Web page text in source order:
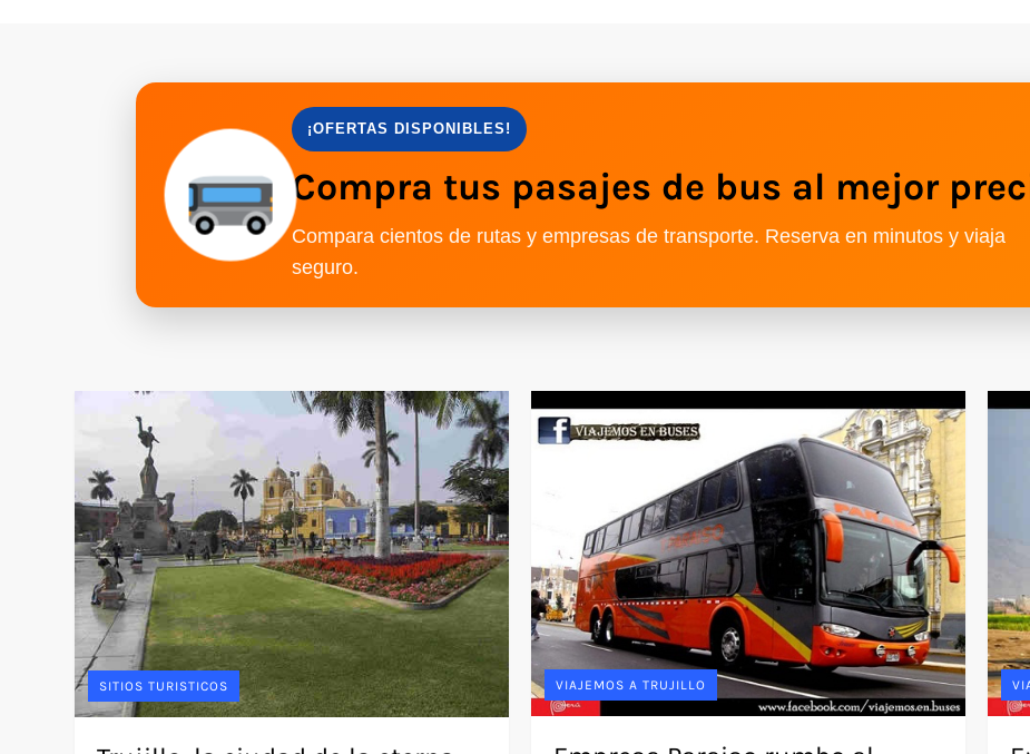
¡OFERTAS DISPONIBLES!
Compra tus pasajes de bus al mejor
Compara cientos de rutas y empresas de transporte. Reserva en minutos y viaja
seguro.
SITIOS TURISTICOS VIAJEMOS A TRUJILLO